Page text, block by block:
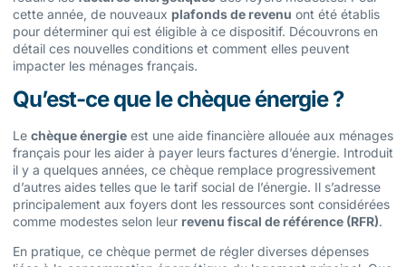
cette année, de nouveaux plafonds de revenu ont été établis
pour déterminer qui est éligible à ce dispositif. Découvrons en
détail ces nouvelles conditions et comment elles peuvent
impacter les ménages français.
Qu’est-ce que le chèque énergie ?
Le chèque énergie est une aide financière allouée aux ménages
français pour les aider à payer leurs factures d’énergie. Introduit
il y a quelques années, ce chèque remplace progressivement
d’autres aides telles que le tarif social de l’énergie. Il s’adresse
principalement aux foyers dont les ressources sont considérées
comme modestes selon leur revenu fiscal de référence (RFR).
En pratique, ce chèque permet de régler diverses dépenses